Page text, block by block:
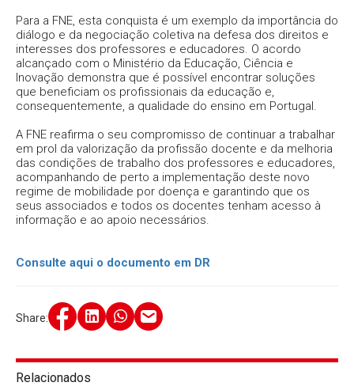
Relacionados
Para a FNE, esta conquista é um exemplo da importância do
diálogo e da negociação coletiva na defesa dos direitos e
interesses dos professores e educadores. O acordo
alcançado com o Ministério da Educação, Ciência e
Inovação demonstra que é possível encontrar soluções
que beneficiam os profissionais da educação e,
consequentemente, a qualidade do ensino em Portugal.
A FNE reafirma o seu compromisso de continuar a trabalhar
em prol da valorização da profissão docente e da melhoria
das condições de trabalho dos professores e educadores,
acompanhando de perto a implementação deste novo
regime de mobilidade por doença e garantindo que os
seus associados e todos os docentes tenham acesso à
informação e ao apoio necessários.
Consulte aqui o documento em DR
Share: